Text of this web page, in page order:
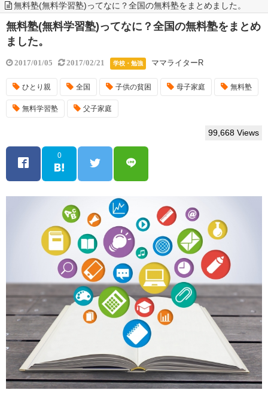
無料塾(無料学習塾)ってなに？全国の無料塾をまとめました。
無料塾(無料学習塾)ってなに？全国の無料塾をまとめ
ました。
2017/01/05 2017/02/21 学校・勉強 ママライターR
ひとり親 全国 子供の貧困 母子家庭 無料塾
無料学習塾 父子家庭
99,668 Views
0